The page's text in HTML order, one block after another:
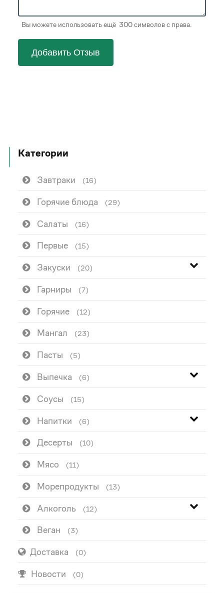
Вы можете использовать ещё 300 символов с права.
Добавить Отзыв
Категории
Завтраки (16)
Горячие блюда (29)
Салаты (16)
Первые (15)
Закуски (20)
Гарниры (7)
Горячие (12)
Мангал (23)
Пасты (5)
Выпечка (6)
Соусы (15)
Напитки (6)
Десерты (10)
Мясо (11)
Морепродукты (13)
Алкоголь (12)
Веган (3)
Доставка (0)
Новости (0)